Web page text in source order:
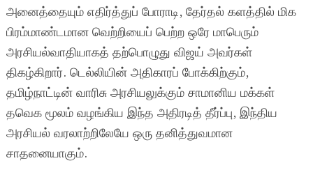
அனைத்தையும் எதிர்த்துப் போராடி, தேர்தல் களத்தில் மிக
பிரம்மாண்டமான வெற்றியைப் பெற்ற ஒரே மாபெரும்
அரசியல்வாதியாகத் தற்பொழுது விஜய் அவர்கள்
திகழ்கிறார். டெல்லியின் அதிகாரப் போக்கிற்கும்,
தமிழ்நாட்டின் வாரிசு அரசியலுக்கும் சாமானிய மக்கள்
தவெக மூலம் வழங்கிய இந்த அதிரடித் தீர்ப்பு, இந்திய
அரசியல் வரலாற்றிலேயே ஒரு தனித்துவமான
சாதனையாகும்.